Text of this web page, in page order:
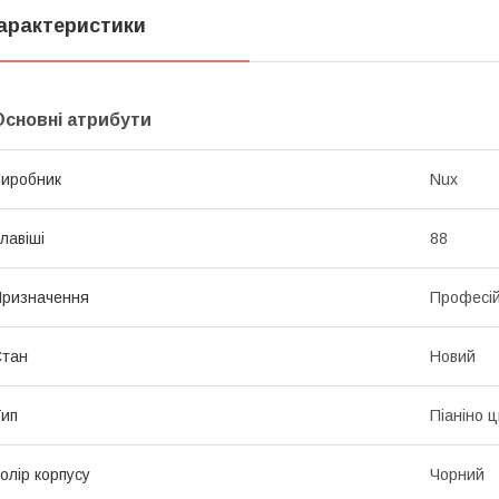
атрибути
Nux
88
Новий
Піаніно
корпусу Чорний